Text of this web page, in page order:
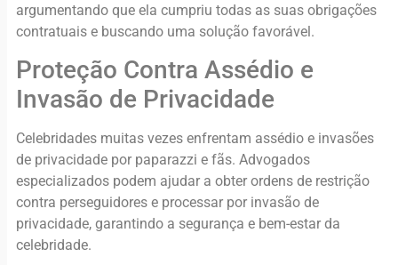
argumentando que ela cumpriu todas as suas obrigações
contratuais e buscando uma solução favorável.
Proteção Contra Assédio e
Invasão de Privacidade
Celebridades muitas vezes enfrentam assédio e invasões
de privacidade por paparazzi e fãs. Advogados
especializados podem ajudar a obter ordens de restrição
contra perseguidores e processar por invasão de
privacidade, garantindo a segurança e bem-estar da
celebridade.